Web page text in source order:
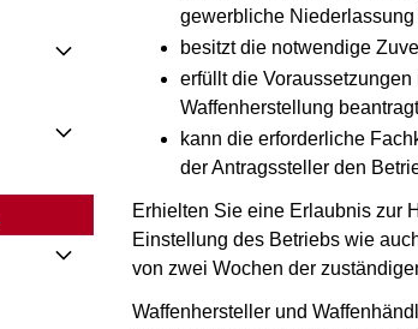
gewerbliche
besitzt die notwendige
erfüllt die
Waffenherstellung
kann die erforderliche
der Antragssteller den
Erhielten Sie eine Erlaubnis zur
Einstellung des Betriebs wie
von zwei Wochen der
Waffenhersteller und